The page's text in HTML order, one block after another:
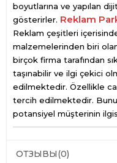
boyutlarına ve yapılan
gösterirler. Reklam
Reklam çeşitleri
malzemelerinden biri
birçok firma tarafından
taşınabilir ve ilgi çekici
edilmektedir. Özellikle
tercih edilmektedir.
potansiyel müşterinin
ОТЗЫВЫ(0)